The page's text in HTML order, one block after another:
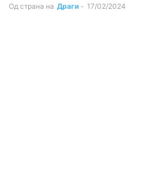
Од страна на Драги - 17/02/2024